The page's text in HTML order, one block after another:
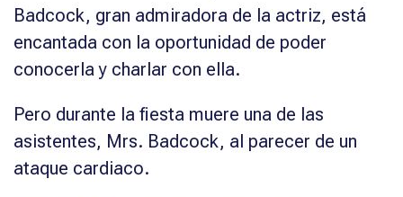
Badcock, gran admiradora de la actriz, está
encantada con la oportunidad de poder
conocerla y charlar con ella.
Pero durante la fiesta muere una de las
asistentes, Mrs. Badcock, al parecer de un
ataque cardiaco.